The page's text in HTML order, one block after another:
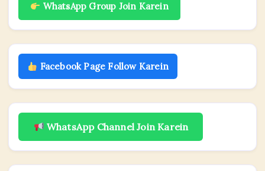
WhatsApp Group Join Karein
Facebook Page Follow Karein
WhatsApp Channel Join Karein